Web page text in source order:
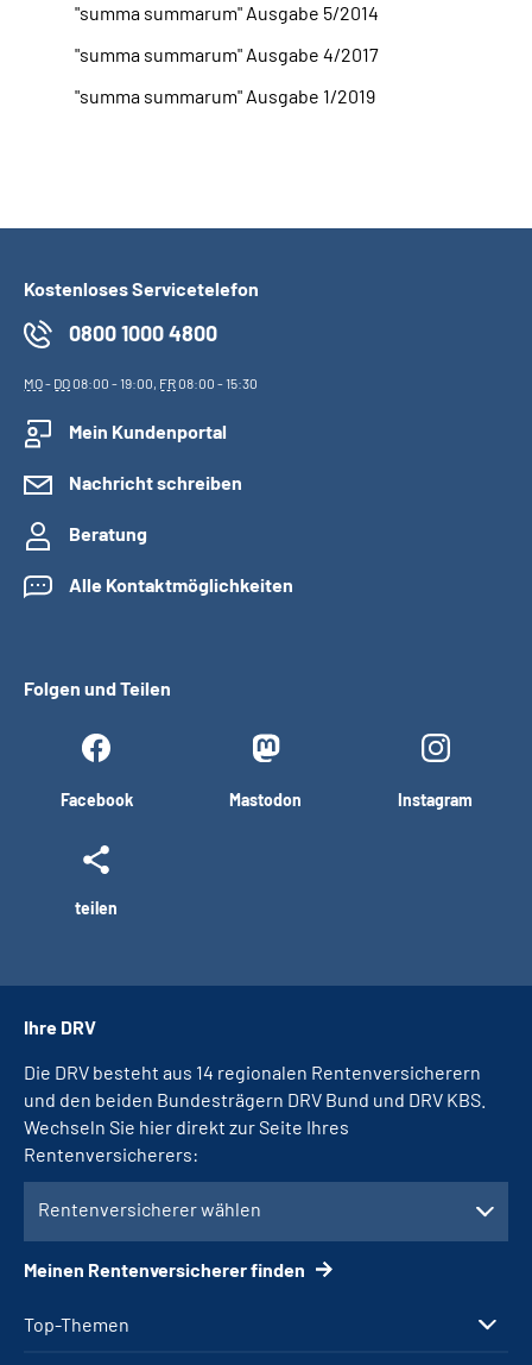
"summa summarum" Ausgabe 5/2014
"summa summarum" Ausgabe 4/2017
"summa summarum" Ausgabe 1/2019
Kostenloses Servicetelefon
0800 1000 4800
MO- DO08:00 - 19:00, FR08:00 - 15:30
Mein Kundenportal
Nachricht schreiben
Beratung
Alle Kontaktmöglichkeiten
Folgen und Teilen
Facebook Mastodon Instagram
teilen
Top-Themen
Ihre DRV
Die DRV besteht aus 14 regionalen Rentenversicherern
und den beiden Bundesträgern DRV Bund und DRV KBS.
Wechseln Sie hier direkt zur Seite Ihres
Rentenversicherers:
Rentenversicherer wählen
Meinen Rentenversicherer finden